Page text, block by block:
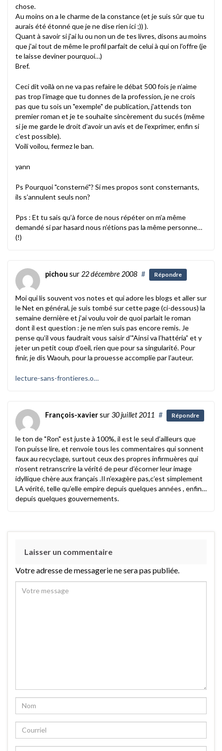
chose.
Au moins on a le charme de la constance (et je suis sûr que tu
aurais été étonné que je ne dise rien ici ;)) ).
Quant à savoir si j’ai lu ou non un de tes livres, disons au moins
que j’ai tout de même le profil parfait de celui à qui on l’offre (je
te laisse deviner pourquoi…)
Bref.
Ceci dit voilà on ne va pas refaire le débat 500 fois je n’aime
pas trop l’image que tu donnes de la profession, je ne crois
pas que tu sois un "exemple" de publication, j’attends ton
premier roman et je te souhaite sincèrement du sucés (même
si je me garde le droit d’avoir un avis et de l’exprimer, enfin si
c’est possible).
Voili voilou, fermez le ban.
yann
Ps Pourquoi "consterné"? Si mes propos sont consternants,
ils s’annulent seuls non?
Pps : Et tu sais qu’à force de nous répéter on m’a même
demandé si par hasard nous n’étions pas la même personne…
(!)
pichou sur 22 décembre 2008 # Répondre
Moi qui lis souvent vos notes et qui adore les blogs et aller sur
le Net en général, je suis tombé sur cette page (ci-dessous) la
semaine dernière et j’ai voulu voir de quoi parlait le roman
dont il est question : je ne m’en suis pas encore remis. Je
pense qu’il vous faudrait vous saisir d’"Ainsi va l’hattéria” et y
jeter un petit coup d’oeil, rien que pour sa singularité. Pour
finir, je dis Waouh, pour la prouesse accomplie par l’auteur.
lecture-sans-frontieres.o…
François-xaviersur30 juillet 2011 # Répondre
le ton de "Ron" est juste à 100%, il est le seul d’ailleurs que
l’on puisse lire, et renvoie tous les commentaires qui sonnent
faux au recyclage, surtout ceux des propres infirmuères qui
n’osent retranscrire la vérité de peur d’écorner leur image
idyllique chère aux français .Il n’exagère pas,c’est simplement
LA vérité, telle qu’elle empire depuis quelques années , enfin…
depuis quelques gouvernements.
Laisser un commentaire
Votre adresse de messagerie ne sera pas publiée.